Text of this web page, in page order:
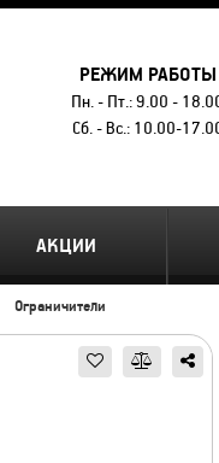
РЕЖИМ РАБОТЫ
Пн. - Пт.: 9.00 -
Сб. - Вс.: 10.00-
АКЦИИ
Ограничители